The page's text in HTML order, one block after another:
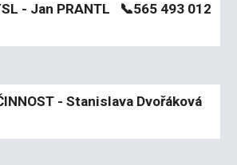
- Jan PRANTL 📞565 493 012
- Stanislava Dvořáková